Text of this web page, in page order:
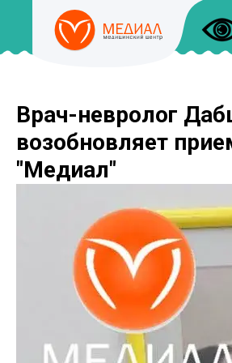
Врач-невролог
возобновляет
"Медиал"